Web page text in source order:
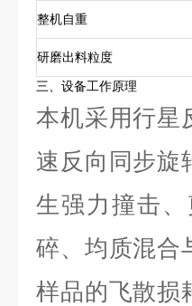
整机自重
研磨出料粒度
三、设备工作原理
本机采用行星
速反向同步旋
生强力撞击
碎、均质混合
样品的飞散损